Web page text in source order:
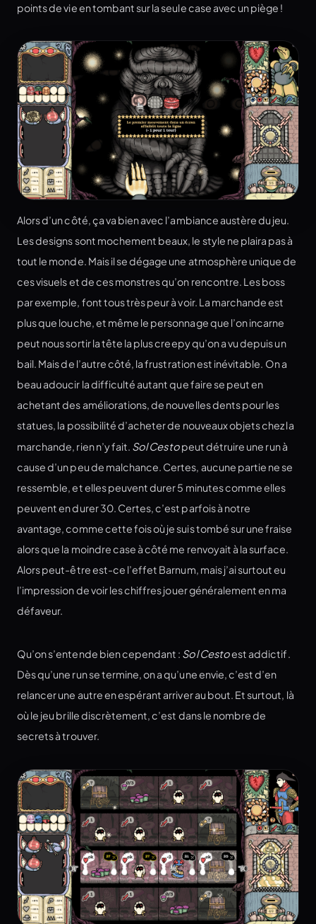
points de vie en tombant sur la seule case avec un piège !
Alors d’un côté, ça va bien avec l’ambiance austère du jeu.
Les designs sont mochement beaux, le style ne plaira pas à
tout le monde. Mais il se dégage une atmosphère unique de
ces visuels et de ces monstres qu’on rencontre. Les boss
par exemple, font tous très peur à voir. La marchande est
plus que louche, et même le personnage que l’on incarne
peut nous sortir la tête la plus creepy qu’on a vu depuis un
bail. Mais de l’autre côté, la frustration est inévitable. On a
beau adoucir la difficulté autant que faire se peut en
achetant des améliorations, de nouvelles dents pour les
statues, la possibilité d’acheter de nouveaux objets chez la
marchande, rien n’y fait. Sol Cestopeut détruire une run à
cause d’un peu de malchance. Certes, aucune partie ne se
ressemble, et elles peuvent durer 5 minutes comme elles
peuvent en durer 30. Certes, c’est parfois à notre
avantage, comme cette fois où je suis tombé sur une fraise
alors que la moindre case à côté me renvoyait à la surface.
Alors peut-être est-ce l’effet Barnum, mais j’ai surtout eu
l’impression de voir les chiffres jouer généralement en ma
défaveur.
Qu’on s’entende bien cependant : Sol Cestoest addictif.
Dès qu’une run se termine, on a qu’une envie, c’est d’en
relancer une autre en espérant arriver au bout. Et surtout, là
où le jeu brille discrètement, c’est dans le nombre de
secrets à trouver.